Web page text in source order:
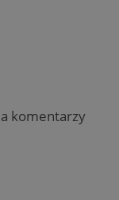
komentarzy